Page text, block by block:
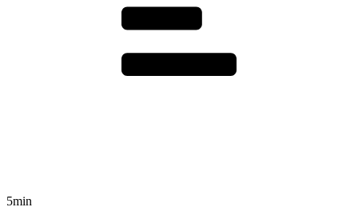
5min